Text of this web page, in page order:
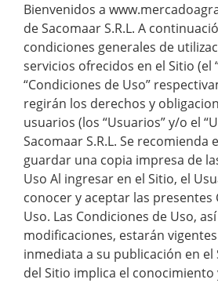
Bienvenidos a
de Sacomaar S.R.L. A
condiciones generales de
servicios ofrecidos en el Sitio (el
“Condiciones de Uso”
regirán los derechos y
usuarios (los “Usuarios” y/o el
Sacomaar S.R.L. Se recomienda
guardar una copia impresa de
Uso Al ingresar en el Sitio, el
conocer y aceptar las presentes
Uso. Las Condiciones de Uso,
modificaciones, estarán
inmediata a su publicación en el
del Sitio implica el conocimiento